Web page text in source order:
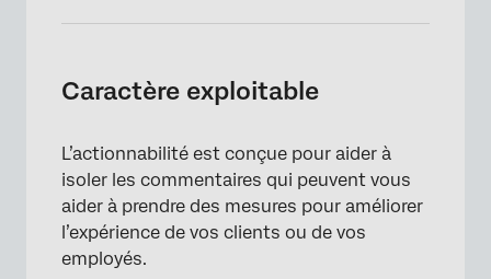
Caractère exploitable
L’actionnabilité est conçue pour aider à
isoler les commentaires qui peuvent vous
aider à prendre des mesures pour améliorer
l’expérience de vos clients ou de vos
employés.